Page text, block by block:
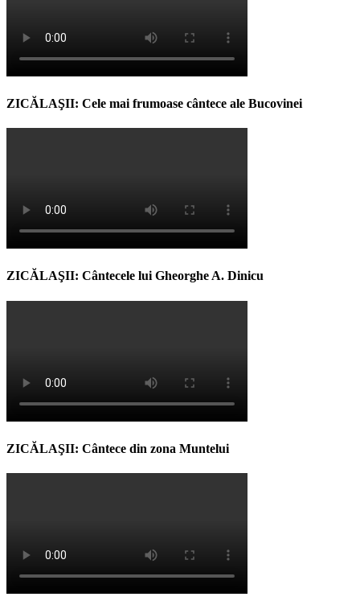
ZICĂLAŞII: Cele mai frumoase cântece ale Bucovinei
ZICĂLAŞII: Cântecele lui Gheorghe A. Dinicu
ZICĂLAŞII: Cântece din zona Muntelui